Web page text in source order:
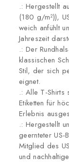
.: Hergestellt
(180 g/m²)),
weich anfühlt
Jahreszeit
.: Der
klassischen
Stil, der sich
eignet.
.: Alle T-Shirts
Etiketten für
Erlebnis
.: Hergestellt
geernteter US-
Mitglied des
und